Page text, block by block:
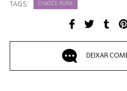
TAGS: CHATICE PURA
DEIXAR